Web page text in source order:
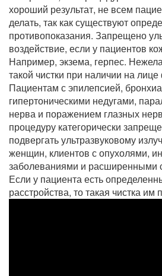
хороший результат, не всем
делать, так как существуют
противопоказания. Запрещено
воздействие, если у пациентов
Например, экзема, герпес.
такой чистки при наличии на
Пациентам с эпилепсией,
гипертоническими недугами,
нерва и поражением глазных
процедуру категорически
подвергать ультразвуковому
женщин, клиентов с опухолями,
заболеваниями и расширенными
Если у пациента есть
расстройства, то такая чистка им